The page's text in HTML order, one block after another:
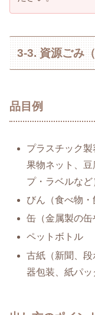
3-3. 資源ごみ
品目例
プラスチック製
果物ネット、
プ・ラベルなど
びん（食べ物・
缶（金属製の缶
ペットボトル
古紙（新聞、
器包装、紙パッ